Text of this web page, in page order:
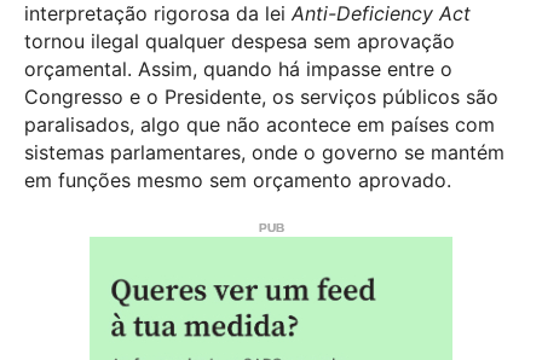
interpretação rigorosa da lei Anti-Deficiency Act
tornou ilegal qualquer despesa sem aprovação
orçamental. Assim, quando há impasse entre o
Congresso e o Presidente, os serviços públicos são
paralisados, algo que não acontece em países com
sistemas parlamentares, onde o governo se mantém
em funções mesmo sem orçamento aprovado.